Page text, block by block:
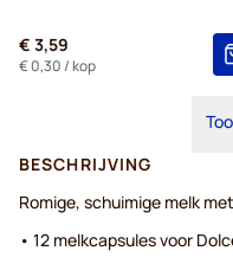
€ 3,59
€ 0,30 / kop
BESCHRIJVING
Romige, schuimige melk
• 12 melkcapsules voor